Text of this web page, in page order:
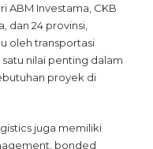
ABM Investama, CKB
dan 24 provinsi,
oleh transportasi
nilai penting dalam
proyek di
juga memiliki
bonded